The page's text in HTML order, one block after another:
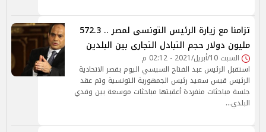
تزامنا مع زيارة الرئيس التونسى لمصر .. 572.3
مليون دولار حجم التبادل التجارى بين البلدين
السبت 10/أبريل/2021 - 02:12 م
استقبل الرئيس عبد الفتاح السيسي اليوم بقصر الاتحادية
الرئيس قيس سعيد رئيس الجمهورية التونسية وتم عقد
جلسة مباحثات منفردة أعقبتها مباحثات موسعة بين وفدي
البلدي…